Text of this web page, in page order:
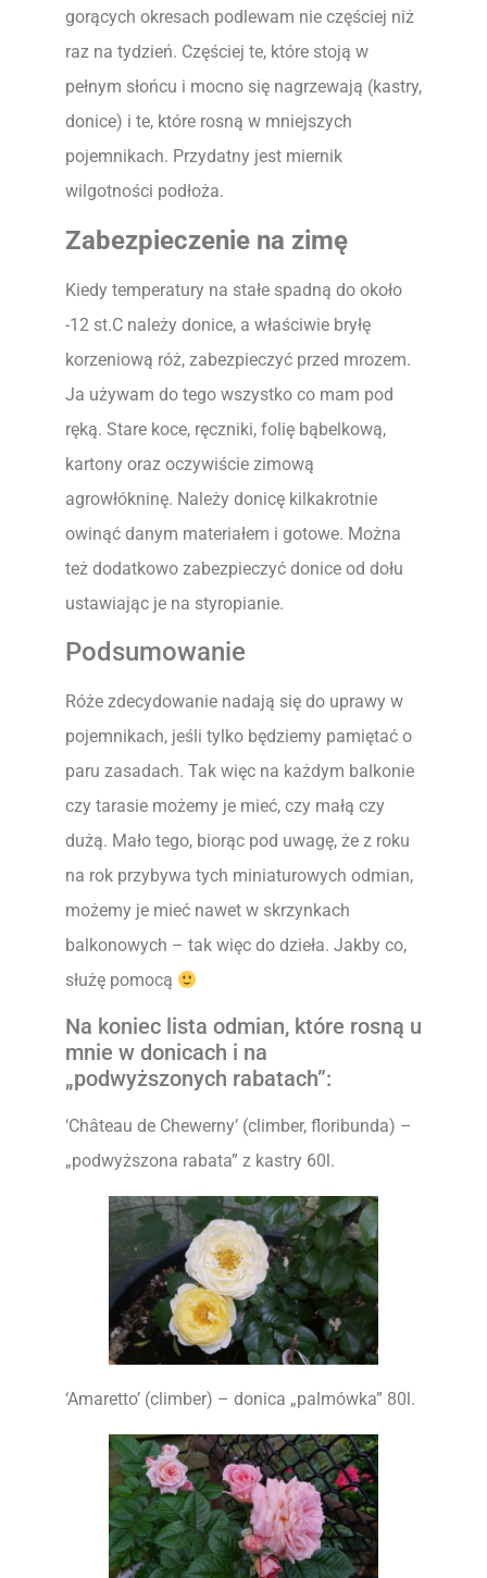
gorących okresach podlewam nie częściej niż
raz na tydzień. Częściej te, które stoją w
pełnym słońcu i mocno się nagrzewają (kastry,
donice) i te, które rosną w mniejszych
pojemnikach. Przydatny jest miernik
wilgotności podłoża.
Zabezpieczenie na zimę
Kiedy temperatury na stałe spadną do około
-12 st.C należy donice, a właściwie bryłę
korzeniową róż, zabezpieczyć przed mrozem.
Ja używam do tego wszystko co mam pod
ręką. Stare koce, ręczniki, folię bąbelkową,
kartony oraz oczywiście zimową
agrowłókninę. Należy donicę kilkakrotnie
owinąć danym materiałem i gotowe. Można
też dodatkowo zabezpieczyć donice od dołu
ustawiając je na styropianie.
Podsumowanie
Róże zdecydowanie nadają się do uprawy w
pojemnikach, jeśli tylko będziemy pamiętać o
paru zasadach. Tak więc na każdym balkonie
czy tarasie możemy je mieć, czy małą czy
dużą. Mało tego, biorąc pod uwagę, że z roku
na rok przybywa tych miniaturowych odmian,
możemy je mieć nawet w skrzynkach
balkonowych – tak więc do dzieła. Jakby co,
służę pomocą
Na koniec lista odmian, które rosną u
mnie w donicach i na
„podwyższonych rabatach”:
‘Château de Chewerny’ (climber, floribunda) –
„podwyższona rabata” z kastry 60l.
‘Amaretto’ (climber) – donica „palmówka” 80l.